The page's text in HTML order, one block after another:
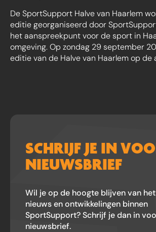
De SportSupport Halve van Haarlem
editie georganiseerd door
het aanspreekpunt voor de sport in
omgeving. Op zondag 29 september
editie van de Halve van Haarlem op de
SCHRIJF JE IN
NIEUWSBRIEF
Wil je op de hoogte blijven van
nieuws en ontwikkelingen binnen
SportSupport? Schrijf je dan in
nieuwsbrief.